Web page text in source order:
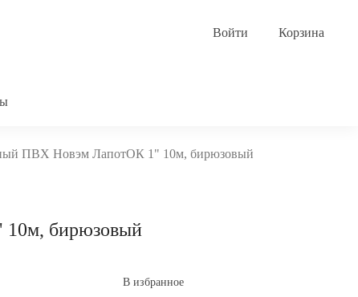
Корзина
ПВХ Новэм ЛапотОК 1" 10м, бирюзовый
бирюзовый
В избранное